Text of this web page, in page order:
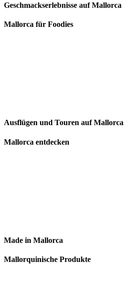
Geschmackserlebnisse auf Mallorca
Mallorca für Foodies
Ausflügen und Touren auf Mallorca
Mallorca entdecken
Made in Mallorca
Mallorquinische Produkte